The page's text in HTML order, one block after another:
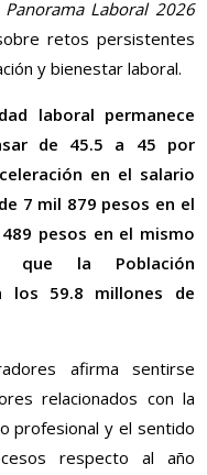
Panorama Laboral 2026
retos persistentes
y bienestar laboral.
laboral permanece
de 45.5 a 45 por
en el salario
7 mil 879 pesos en el
pesos en el mismo
la Población
los 59.8 millones de
afirma sentirse
relacionados con la
profesional y el sentido
respecto al año